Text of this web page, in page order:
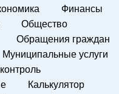
Финансы
Общество
Обращения граждан
Муниципальные услуги
Калькулятор